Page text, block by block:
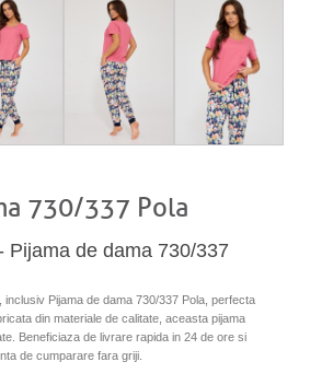
730/337 Pola
Pijama de dama 730/337
Pijama de dama 730/337 Pola, perfecta
din materiale de calitate, aceasta pijama
Beneficiaza de livrare rapida in 24 de ore si
de cumparare fara griji.